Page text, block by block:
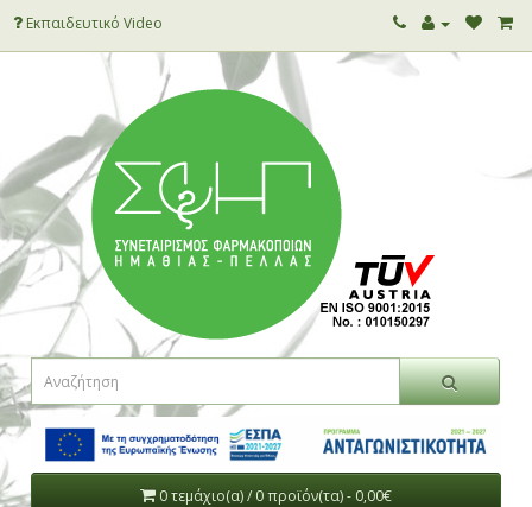
Εκπαιδευτικό Video
0 τεμάχιο(α) / 0 προϊόν(τα) - 0,00€